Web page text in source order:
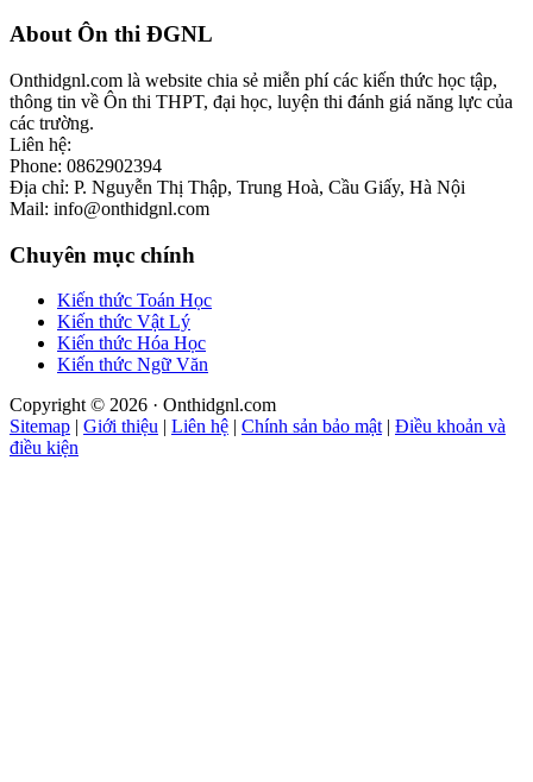
Footer
About Ôn thi ĐGNL
Onthidgnl.com là website chia sẻ miễn phí các kiến thức học tập,
thông tin về Ôn thi THPT, đại học, luyện thi đánh giá năng lực của
các trường.
Liên hệ:
Phone: 0862902394
Địa chỉ: P. Nguyễn Thị Thập, Trung Hoà, Cầu Giấy, Hà Nội
Mail: info@onthidgnl.com
Chuyên mục chính
Kiến thức Toán Học
Kiến thức Vật Lý
Kiến thức Hóa Học
Kiến thức Ngữ Văn
Copyright © 2026 · Onthidgnl.com
Sitemap | Giới thiệu | Liên hệ | Chính sản bảo mật| Điều khoản và
điều kiện